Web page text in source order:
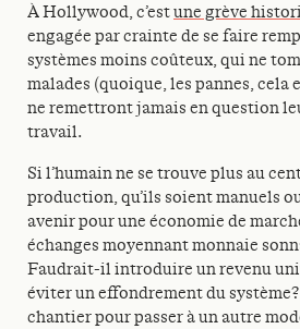
À Hollywood, c’estune grève
engagée par crainte de se faire
systèmes moins coûteux, qui ne
malades (quoique, les pannes, cela
ne remettront jamais en question
travail.
Si l’humain ne se trouve plus au
production, qu’ils soient manuels
avenir pour une économie de
échanges moyennant monnaie
Faudrait-il introduire un revenu
éviter un effondrement du
chantier pour passer à un autre